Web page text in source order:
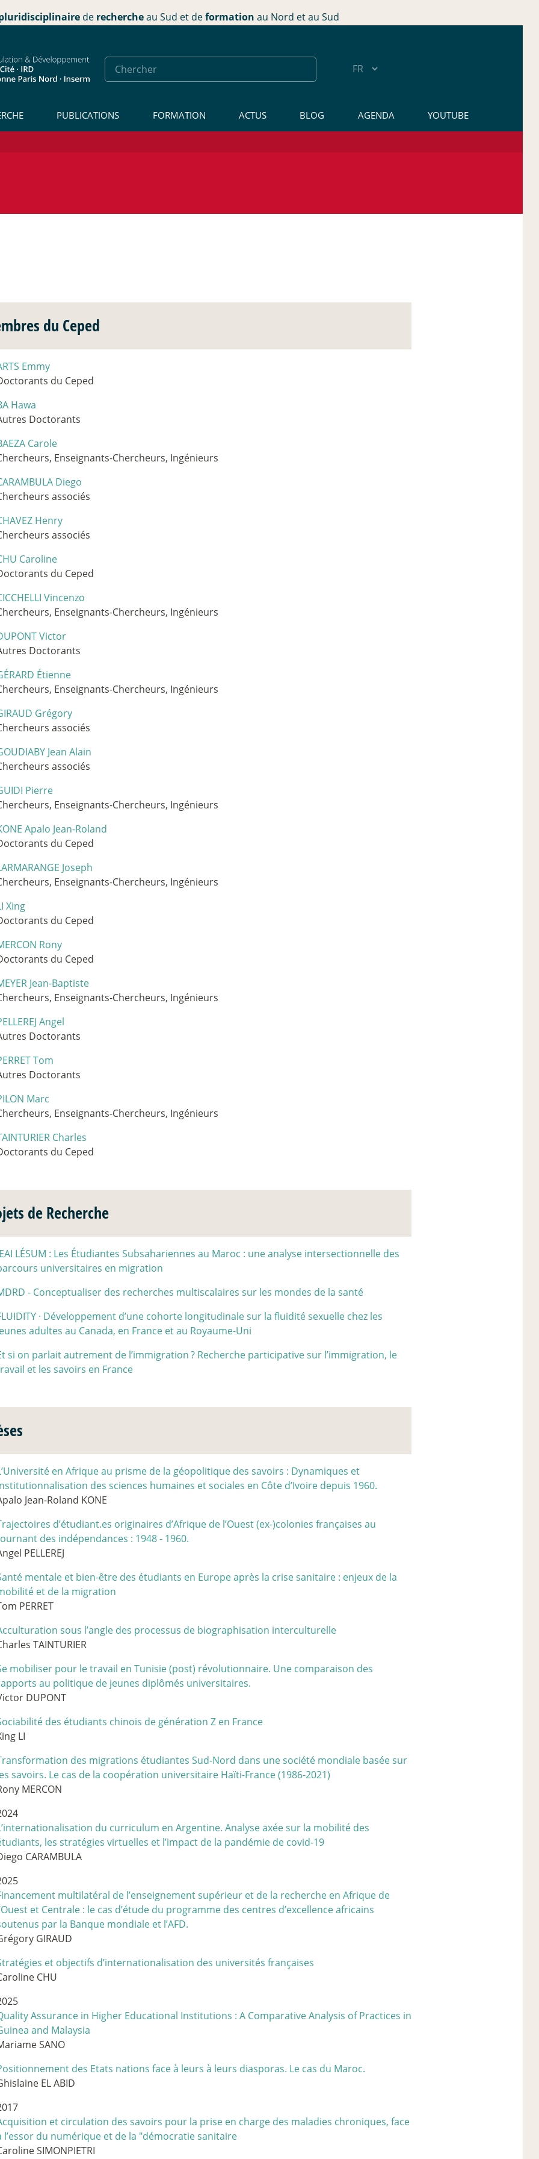
de rechercheau Sud et deformation au Nord et au Sud
PUBLICATIONS FORMATION ACTUS BLOG AGENDA YOUTUBE
du Ceped
Emmy
du Ceped
Hawa
Doctorants
Carole
Enseignants-Chercheurs, Ingénieurs
Diego
associés
Henry
associés
Caroline
du Ceped
Vincenzo
Enseignants-Chercheurs, Ingénieurs
Victor
Doctorants
Étienne
Enseignants-Chercheurs, Ingénieurs
Grégory
associés
Jean Alain
associés
Pierre
Enseignants-Chercheurs, Ingénieurs
Apalo Jean-Roland
du Ceped
Joseph
Enseignants-Chercheurs, Ingénieurs
Xing
du Ceped
Rony
du Ceped
Jean-Baptiste
Enseignants-Chercheurs, Ingénieurs
Angel
Doctorants
Tom
Doctorants
Marc
Enseignants-Chercheurs, Ingénieurs
Charles
du Ceped
de Recherche
LÉSUM : Les Étudiantes Subsahariennes au Maroc : une analyse intersectionnelle des
universitaires en migration
- Conceptualiser des recherches multiscalaires sur les mondes de la santé
· Développement d’une cohorte longitudinale sur la fluidité sexuelle chez les
adultes au Canada, en France et au Royaume-Uni
si on parlait autrement de l’immigration? Recherche participative sur l’immigration, le
et les savoirs en France
en Afrique au prisme de la géopolitique des savoirs : Dynamiques et
des sciences humaines et sociales en Côte d’Ivoire depuis 1960.
Jean-Roland KONE
d’étudiant.es originaires d’Afrique de l’Ouest (ex-)colonies françaises au
des indépendances : 1948 - 1960.
PELLEREJ
mentale et bien-être des étudiants en Europe après la crise sanitaire : enjeux de la
et de la migration
PERRET
sous l’angle des processus de biographisation interculturelle
TAINTURIER
mobiliser pour le travail en Tunisie (post) révolutionnaire. Une comparaison des
au politique de jeunes diplômés universitaires.
DUPONT
des étudiants chinois de génération Z en France
LI
des migrations étudiantes Sud-Nord dans une société mondiale basée sur
savoirs. Le cas de la coopération universitaire Haïti-France (1986-2021)
MERCON
du curriculum en Argentine. Analyse axée sur la mobilité des
les stratégies virtuelles et l’impact de la pandémie de covid-19
CARAMBULA
multilatéral de l’enseignement supérieur et de la recherche en Afrique de
et Centrale : le cas d’étude du programme des centres d’excellence africains
par la Banque mondiale et l’AFD.
GIRAUD
et objectifs d’internationalisation des universités françaises
CHU
Assurance in Higher Educational Institutions : A Comparative Analysis of Practices in
and Malaysia
SANO
des Etats nations face à leurs à leurs diasporas. Le cas du Maroc.
EL ABID
et circulation des savoirs pour la prise en charge des maladies chroniques, face
l’essor du numérique et de la "démocratie sanitaire
SIMONPIETRI